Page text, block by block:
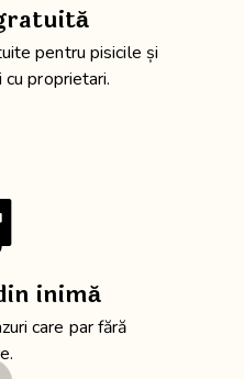
pentru pisicile și
cu proprietari.
inimă
care par fără